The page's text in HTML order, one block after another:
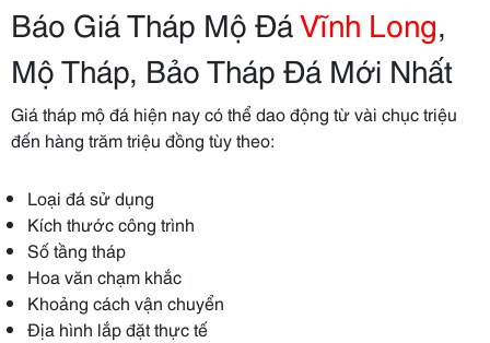
Báo Giá Tháp Mộ ĐáVĩnh Long,
Mộ Tháp, Bảo Tháp Đá Mới Nhất
Giá tháp mộ đá hiện nay có thể dao động từ vài chục triệu
đến hàng trăm triệu đồng tùy theo:
Loại đá sử dụng
Kích thước công trình
Số tầng tháp
Hoa văn chạm khắc
Khoảng cách vận chuyển
Địa hình lắp đặt thực tế